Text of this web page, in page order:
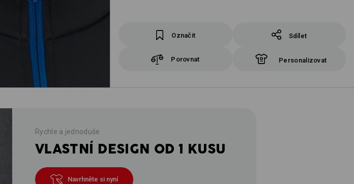
Označit Sdílet
Porovnat Personalizovat
Rychle a jednoduše
VLASTNÍ DESIGN OD 1 KUSU
Navrhněte si nyní